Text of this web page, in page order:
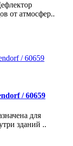
от атмосфер..
/ 60659
для
зданий ..